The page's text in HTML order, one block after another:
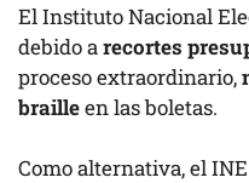
El Instituto Nacional
debido a recortes
proceso extraordinario,
brailleen las boletas.
Como alternativa, el